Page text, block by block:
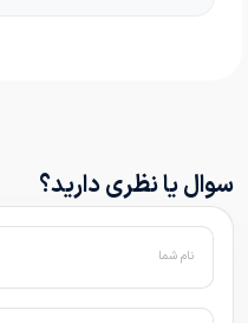
سوال یا نظری دارید؟
نام شما